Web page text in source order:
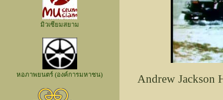
มิวเซียมสยาม
หอภาพยนตร์ (องค์การมหาชน) Andrew